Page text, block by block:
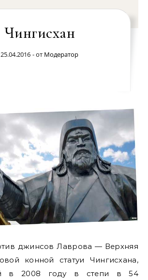
Чингисхан
25.04.2016 - от Модератор
джинсов Лаврова — Верхняя
конной статуи Чингисхана,
в 2008 году в степи в 54